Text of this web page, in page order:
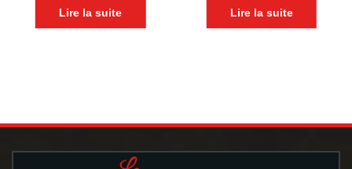
Lire la suite Lire la suite